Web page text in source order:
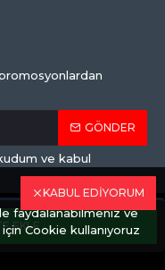
EKLE
GÖNDER
ve kabul
KABUL EDİYORUM
faydalanabilmeniz ve
Cookie kullanıyoruz